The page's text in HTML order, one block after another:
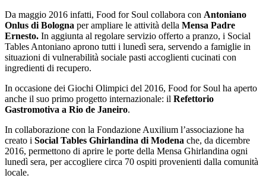
Da maggio 2016 infatti, Food for Soul collabora con Antoniano
Onlus di Bologna per ampliare le attività della Mensa Padre
Ernesto. In aggiunta al regolare servizio offerto a pranzo, i Social
Tables Antoniano aprono tutti i lunedì sera, servendo a famiglie in
situazioni di vulnerabilità sociale pasti accoglienti cucinati con
ingredienti di recupero.
In occasione dei Giochi Olimpici del 2016, Food for Soul ha aperto
anche il suo primo progetto internazionale: il Refettorio
Gastromotiva a Rio de Janeiro.
In collaborazione con la Fondazione Auxilium l’associazione ha
creato i Social Tables Ghirlandina di Modena che, da dicembre
2016, permettono di aprire le porte della Mensa Ghirlandina ogni
lunedì sera, per accogliere circa 70 ospiti provenienti dalla comunità
locale.